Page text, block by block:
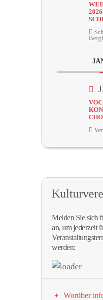
Melden Sie sich
an, um jederzeit
werden:
Worüber